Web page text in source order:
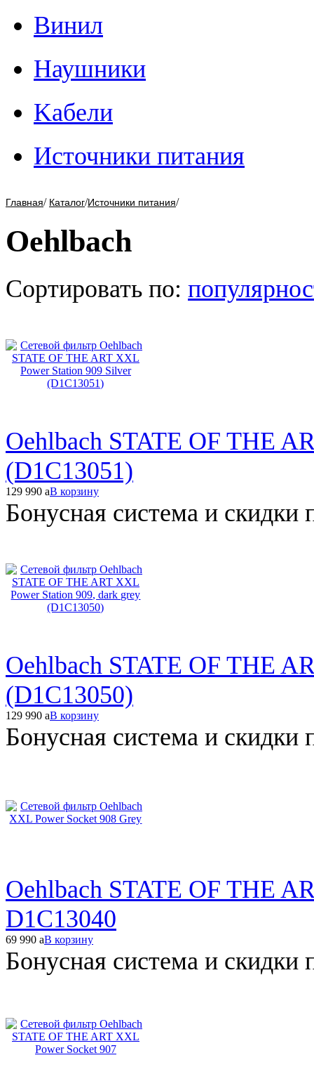
Винил
Наушники
Kабели
Источники питания
Главная/ Каталог/Источники питания/
Oehlbach
Сортировать по:
Oehlbach STATE OF THE
(D1C13051)
129 990 aВ корзину
Бонусная система и скидки
Oehlbach STATE OF THE
(D1C13050)
129 990 aВ корзину
Бонусная система и скидки
Oehlbach STATE OF THE
D1C13040
69 990 aВ корзину
Бонусная система и скидки